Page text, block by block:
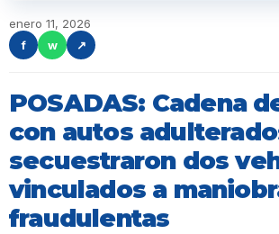
enero 11, 2026
f
w ↗
POSADAS: Cadena
con autos
secuestraron dos
vinculados a
fraudulentas